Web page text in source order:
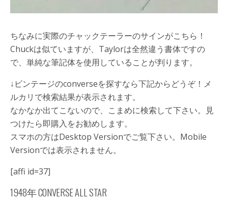
ちなみに実際のチャックテーラーのサインがこちら！
Chuckは似ていますが、Taylorは全然違う書体ですの
で、単純な筆記体を使用していることが判ります。
↓ビンテージのconverseを探すなら下記からどうぞ！メ
ルカリで検索結果が表示されます。
なかなか出てこないので、こまめに検索して下さい。見
つけたら即購入をお勧めします。
スマホの方はDesktop Versionでご覧下さい。Mobile
Versionでは表示されません。
[affi id=37]
1948年 CONVERSE ALL STAR